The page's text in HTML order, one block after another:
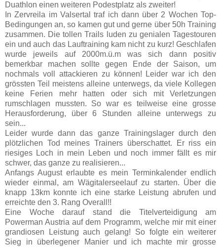
Duathlon einen weiteren Podestplatz als zweiter!
In Zervreila im Valsertal traf ich dann über 2 Wochen Top-
Bedingungen an, so kamen gut und gerne über 50h Training
zusammen. Die tollen Trails luden zu genialen Tagestouren
ein und auch das Lauftraining kam nicht zu kurz! Geschlafen
wurde jeweils auf 2000m.ü.m was sich dann positiv
bemerkbar machen sollte gegen Ende der Saison, um
nochmals voll attackieren zu können! Leider war ich den
grössten Teil meistens alleine unterwegs, da viele Kollegen
keine Ferien mehr hatten oder sich mit Verletzungen
rumschlagen mussten. So war es teilweise eine grosse
Herausforderung, über 6 Stunden alleine unterwegs zu
sein...
Leider wurde dann das ganze Trainingslager durch den
plötzlichen Tod meines Trainers überschattet. Er riss ein
riesiges Loch in mein Leben und noch immer fällt es mir
schwer, das ganze zu realisieren...
Anfangs August erlaubte es mein Terminkalender endlich
wieder einmal, am Wägitalerseelauf zu starten. Über die
knapp 13km konnte ich eine starke Leistung abrufen und
erreichte den 3. Rang Overall!!
Eine Woche darauf stand die Titelverteidigung am
Powerman Austria auf dem Programm, welche mir mit einer
grandiosen Leistung auch gelang! So folgte ein weiterer
Sieg in überlegener Manier und ich machte mir grosse